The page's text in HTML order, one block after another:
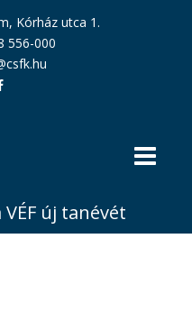
Kórház utca 1.
556-000
új tanévét